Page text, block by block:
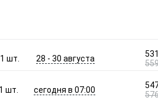
1 шт. 28 - 30 августа
1 шт. сегодня в 07:00